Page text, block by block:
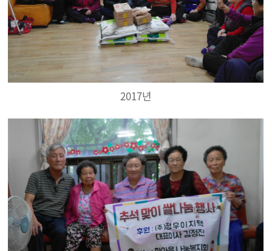
2017년